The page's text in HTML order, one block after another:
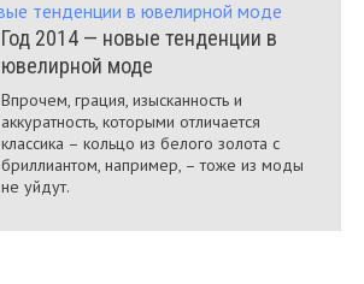
Год 2014 — новые тенденции в
ювелирной моде
Впрочем, грация, изысканность и
аккуратность, которыми отличается
классика – кольцо из белого золота с
бриллиантом, например, – тоже из моды
не уйдут.